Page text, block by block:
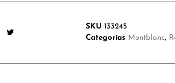
SKU 133245
Categorías Montblanc,